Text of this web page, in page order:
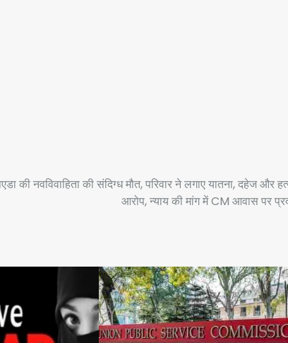
की नवविवाहिता की संदिग्ध मौत, परिवार ने लगाए यातना, दहेज और
आरोप, न्याय की मांग में CM आवास पर